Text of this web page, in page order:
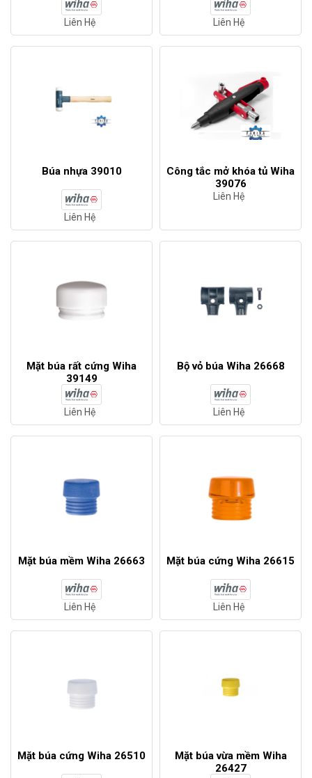
Liên Hệ Liên Hệ
Búa nhựa 39010
Liên Hệ
Công tắc mở khóa tủ Wiha
39076
Liên Hệ
Mặt búa rất cứng Wiha
39149
Liên Hệ
Bộ vỏ búa Wiha 26668
Liên Hệ
Mặt búa mềm Wiha 26663
Liên Hệ
Mặt búa cứng Wiha 26615
Liên Hệ
Mặt búa cứng Wiha 26510
Mặt búa vừa mềm Wiha
26427